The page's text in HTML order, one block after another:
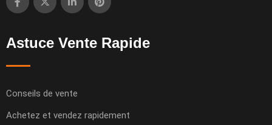
Astuce Vente Rapide
Conseils de vente
Achetez et vendez rapidement